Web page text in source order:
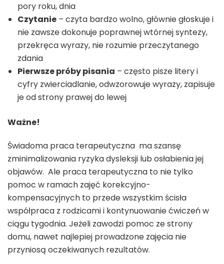
pory roku, dnia
Czytanie – czyta bardzo wolno, głównie głoskuje i
nie zawsze dokonuje poprawnej wtórnej syntezy,
przekręca wyrazy, nie rozumie przeczytanego
zdania
Pierwsze próby pisania – często pisze litery i
cyfry zwierciadlanie, odwzorowuje wyrazy, zapisuje
je od strony prawej do lewej
Ważne!
Świadoma praca terapeutyczna ma szansę
zminimalizowania ryzyka dysleksji lub osłabienia jej
objawów. Ale praca terapeutyczna to nie tylko
pomoc w ramach zajęć korekcyjno-
kompensacyjnych to przede wszystkim ścisła
współpraca z rodzicami i kontynuowanie ćwiczeń w
ciągu tygodnia. Jeżeli zawodzi pomoc ze strony
domu, nawet najlepiej prowadzone zajęcia nie
przyniosą oczekiwanych rezultatów.